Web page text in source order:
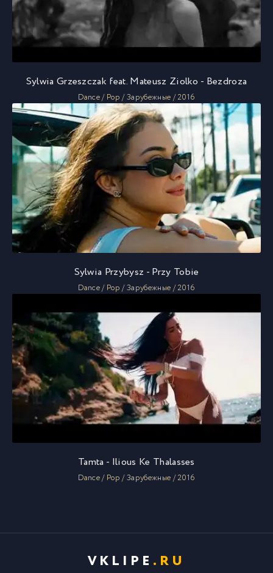
Sylwia Grzeszczak feat. Mateusz Ziolko - Bezdroza
Dance / Pop / Зарубежные / 2016
Sylwia Przybysz - Przy Tobie
Dance / Pop / Зарубежные / 2016
Tamta - Ilious Ke Thalasses
Dance / Pop / Зарубежные / 2016
VKLIPE .RU